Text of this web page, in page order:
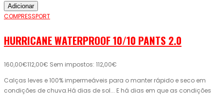
Adicionar
COMPRESSPORT
HURRICANE WATERPROOF 10/10 PANTS 2.0
160,00€112,00€ Sem impostos: 112,00€
Calças leves e 100% impermeáveis ​​para o manter rápido e seco em
condições de chuva.Há dias de sol... E há dias em que as condições